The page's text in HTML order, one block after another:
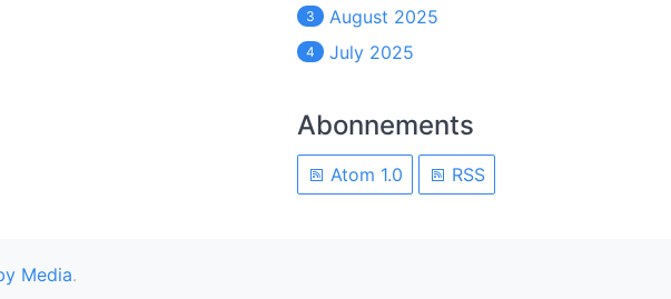
3 August 2025
4 July 2025
Abonnements
Atom 1.0 RSS
Media.